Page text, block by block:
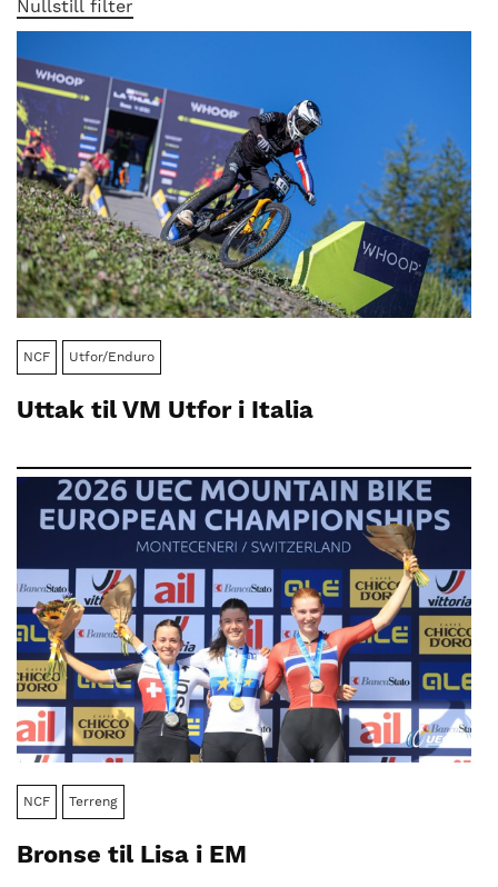
til
bli
en
folkesport.
Nullstill filter
NCF Utfor/Enduro
Uttak til VM Utfor i Italia
NCF Terreng
Bronse til Lisa i EM